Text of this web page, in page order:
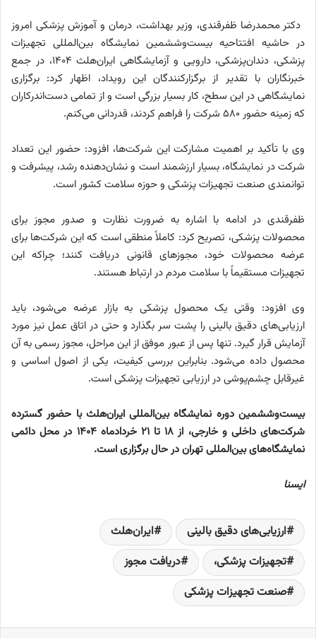
دکتر محمدرضا ظفرقندی، وزیر بهداشت، درمان و آموزش پزشکی امروز
در حاشیه افتتاحیه بیست‌وششمین نمایشگاه بین‌المللی تجهیزات
پزشکی، دندان‌پزشکی، دارویی و آزمایشگاهی ایران‌هلث ۱۴۰۴، در جمع
خبرنگاران با تقدیر از برگزارکنندگان این رویداد، اظهار کرد: برگزاری
نمایشگاهی در این سطح، کار بسیار بزرگی است و از تمامی دست‌اندرکاران
که زمینه حضور ۵۸۰ شرکت را فراهم کردند، قدردانی می‌کنم.
وی با تأکید بر اهمیت مشارکت این شرکت‌ها، افزود: حضور این تعداد
شرکت در نمایشگاه، بسیار ارزشمند است و نشان‌دهنده رشد، پیشرفت و
توانمندی صنعت تجهیزات پزشکی و حوزه سلامت کشور است.
ظفرقندی در ادامه با اشاره به ضرورت نظارت و صدور مجوز برای
محصولات پزشکی، تصریح کرد: کاملاً منطقی است که این شرکت‌ها برای
عرضه محصولات خود، مجوزهای قانونی دریافت کنند؛ چراکه این
تجهیزات مستقیماً با سلامت مردم در ارتباط هستند.
وی افزود: وقتی یک محصول پزشکی به بازار عرضه می‌شود، باید
ارزیابی‌های دقیق بالینی را پشت سر بگذارد و حتی در اتاق عمل نیز مورد
آزمایش قرار گیرد. تنها پس از عبور موفق از این مراحل، مجوز رسمی به آن
محصول داده می‌شود. بنابراین بررسی کیفیت، یکی از اصول اساسی و
غیرقابل چشم‌پوشی در ارزیابی تجهیزات پزشکی است.
بیست‌وششمین دوره نمایشگاه بین‌المللی ایران‌هلث با حضور گسترده
شرکت‌های داخلی و خارجی، از ۱۸ تا ۲۱ خردادماه ۱۴۰۴ در محل دائمی
نمایشگاه‌های بین‌المللی تهران در حال برگزاری است.
ایسنا
ارزیابی‌های دقیق بالینی
ایران‌هلث
تجهیزات پزشکی،
دریافت مجوز
صنعت تجهیزات پزشکی